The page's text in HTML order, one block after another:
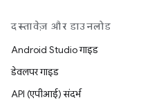
दस्तावेज़ और डाउनलोड
Android Studio गाइड
डेवलपर गाइड
API (एपीआई) संदर्भ